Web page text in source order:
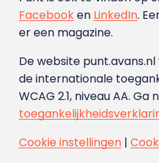
Facebooken LinkedIn.
er een magazine.
De website
de internationale
WCAG 2.1, niveau AA. Ga
Cookie instellingen|